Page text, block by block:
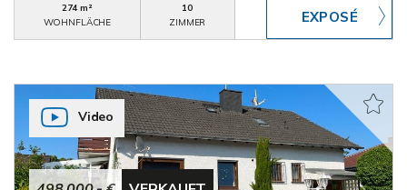
274 m²
WOHNFLÄCHE
10
ZIMMER
Video